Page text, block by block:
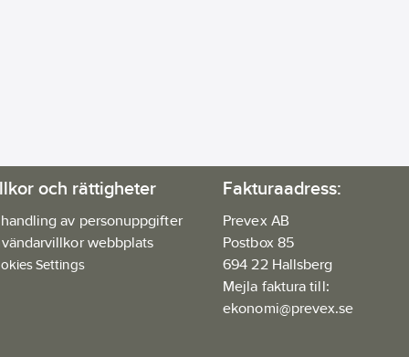
och rättigheter
av personuppgifter
webbplats
Settings
Fakturaadress:
Prevex AB
Postbox 85
694 22 Hallsberg
Mejla faktura till:
ekonomi@prevex.se